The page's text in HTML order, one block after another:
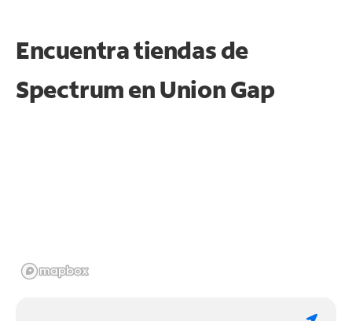
Encuentra tiendas de
Spectrum enUnion Gap